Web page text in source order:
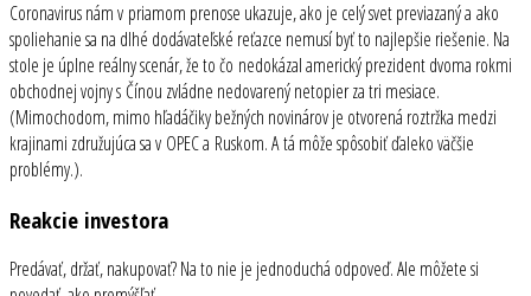
Coronavirus nám v priamom prenose ukazuje, ako je celý svet previazaný a ako
spoliehanie sa na dlhé dodávateľské reťazce nemusí byť to najlepšie riešenie. Na
stole je úplne reálny scenár, že to čo nedokázal americký prezident dvoma rokmi
obchodnej vojny s Čínou zvládne nedovarený netopier za tri mesiace.
(Mimochodom, mimo hľadáčiky bežných novinárov je otvorená roztržka medzi
krajinami združujúca sa v OPEC a Ruskom. A tá môže spôsobiť ďaleko väčšie
problémy.).
Reakcie investora
Predávať, držať, nakupovať? Na to nie je jednoduchá odpoveď. Ale môžete si